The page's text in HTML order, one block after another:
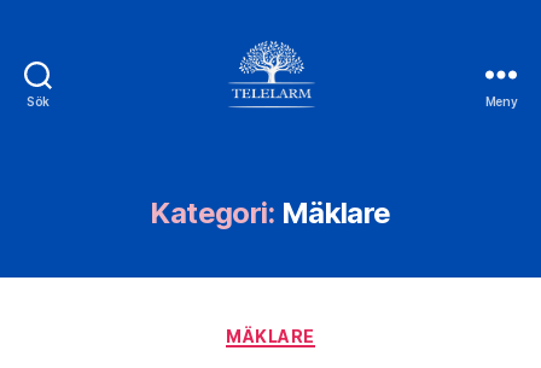
Sök Meny
Kategori: Mäklare
Kategorier
MÄKLARE